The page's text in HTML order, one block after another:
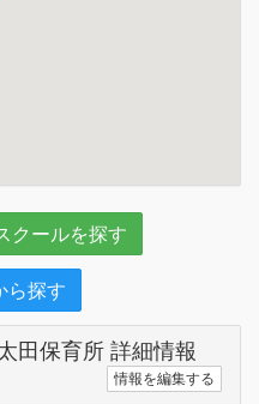
クールを探す
探す
田保育所 詳細情報
情報を編集する